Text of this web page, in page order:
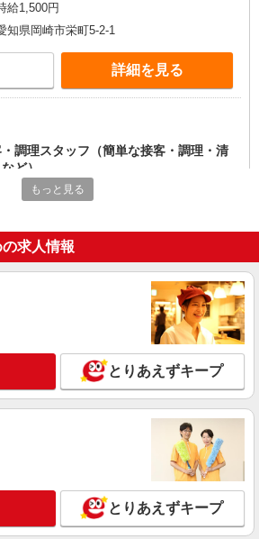
給1,500円
知県岡崎市栄町5-2-1
詳細を見る
調理スタッフ（簡単な接客・調理・清
ど）
時給1160円 22:00〜翌5:00：時給1450円 高校
知県岡崎市若松東1-9-13
詳細を見る
の宅配／デリバリー・配達
給1,200円以上 平日 時給1,200円以上 土日・
時給1,200円以上
知県岡崎市竜美南1丁目1-33
詳細を見る
の店舗スタッフ（接客・調理・清掃な
もっと見る
求人情報
とりあえずキープ
とりあえずキープ